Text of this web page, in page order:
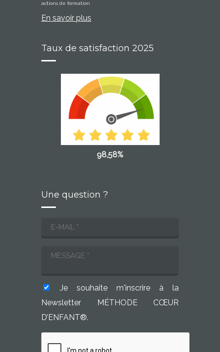
actions de formation
En savoir plus
Taux de satisfaction 2025
98,58%
Une question ?
Je souhaite m'inscrire à la
Newsletter MÉTHODE CŒUR
D’ENFANT®.